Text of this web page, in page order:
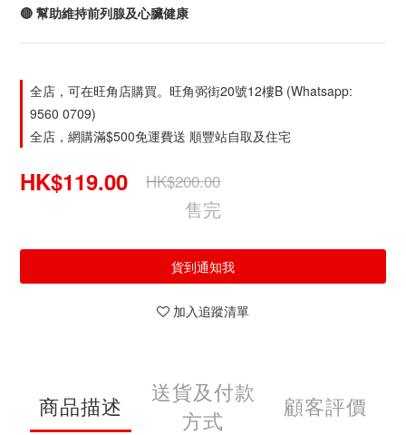
🔴 幫助維持前列腺及心臟健康
全店，可在旺角店購買。旺角弼街20號12樓B (Whatsapp:
9560 0709)
全店，網購滿$500免運費送 順豐站自取及住宅
HK$119.00 HK$200.00
售完
貨到通知我
加入追蹤清單
商品描述
送貨及付款
方式
顧客評價